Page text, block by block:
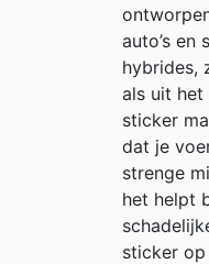
auto’s en
hybrides,
als uit het
sticker
dat je
strenge
het helpt
sticker